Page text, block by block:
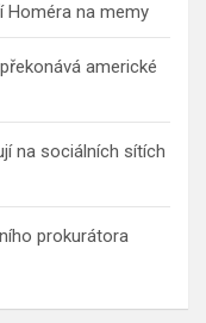
Homéra na memy
americké
na sociálních sítích
prokurátora